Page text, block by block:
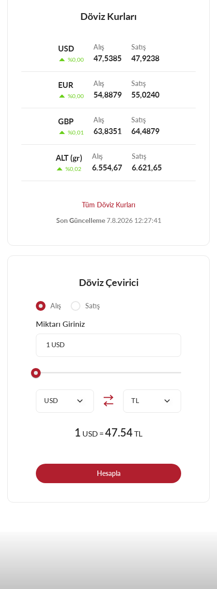
Döviz Kurları
USD
%0,00
Alış
47,5385
Satış
47,9238
EUR
%0,00
Alış
54,8879
Satış
55,0240
GBP
%0,01
Alış
63,8351
Satış
64,4879
ALT (gr)
%0,02
Alış
6.554,67
Satış
6.621,65
Tüm Döviz Kurları
Son Güncelleme7.8.2026 12:27:41
Döviz Çevirici
Alış Satış
Miktarı Giriniz
USD TL
1 USD = 47.54TL
Hesapla